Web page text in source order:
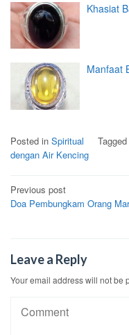
Khasiat
Manfaat
Posted in Spiritual Tagged
dengan Air Kencing
Post
navigation
Previous post
Doa Pembungkam Orang
Leave a Reply
Your email address will not be